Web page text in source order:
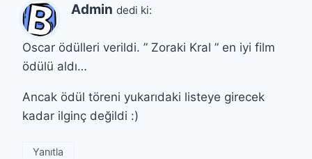
Admin dedi ki:
Oscar ödülleri verildi. ” Zoraki Kral ” en iyi film
ödülü aldı…
Ancak ödül töreni yukarıdaki listeye girecek
kadar ilginç değildi :)
Yanıtla